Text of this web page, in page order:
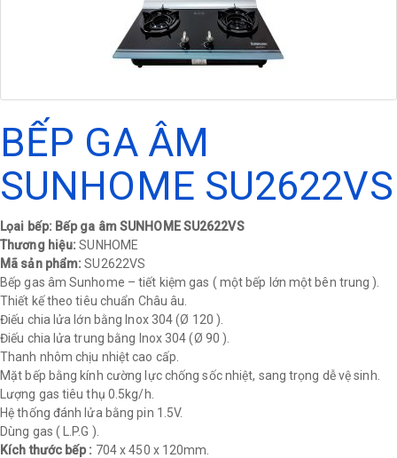
BẾP GA ÂM
SUNHOME SU2622VS
Lọai bếp: Bếp ga âm SUNHOME SU2622VS
Thương hiệu: SUNHOME
Mã sản phẩm:SU2622VS
Bếp gas âm Sunhome – tiết kiệm gas ( một bếp lớn một bên trung ).
Thiết kế theo tiêu chuẩn Châu âu.
Điếu chia lửa lớn bằng Inox 304 (Ø 120 ).
Điếu chia lửa trung bằng Inox 304 (Ø 90 ).
Thanh nhôm chịu nhiệt cao cấp.
Mặt bếp bằng kính cường lực chống sốc nhiệt, sang trọng dễ vệ sinh.
Lượng gas tiêu thụ 0.5kg/h.
Hệ thống đánh lửa bằng pin 1.5V.
Dùng gas ( L.P.G ).
Kích thước bếp : 704 x 450 x 120mm.